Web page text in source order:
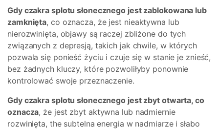
Gdy czakra splotu słonecznego jest zablokowana lub
zamknięta, co oznacza, że jest nieaktywna lub
nierozwinięta, objawy są raczej zbliżone do tych
związanych z depresją, takich jak chwile, w których
pozwala się ponieść życiu i czuje się w stanie je znieść,
bez żadnych kluczy, które pozwoliłyby ponownie
kontrolować swoje przeznaczenie.
Gdy czakra splotu słonecznego jest zbyt otwarta, co
oznacza, że jest zbyt aktywna lub nadmiernie
rozwinięta, the subtelna energia w nadmiarze i słabo